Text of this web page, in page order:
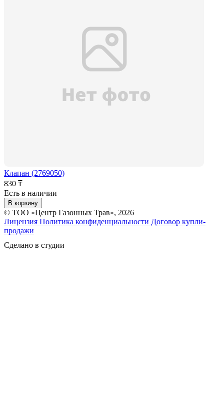
Клапан (2769050)
830 ₸
Есть в наличии
В корзину
© ТОО «Центр Газонных Трав», 2026
Лицензия Политика конфиденциальности Договор купли-
продажи
Сделано в студии